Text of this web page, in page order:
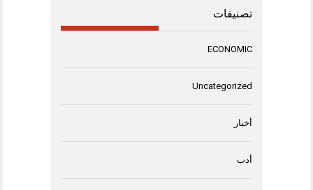
تصنيفات
ECONOMIC
Uncategorized
أخبار
أدب